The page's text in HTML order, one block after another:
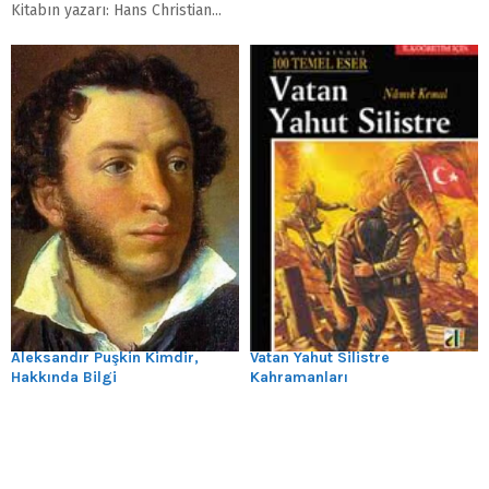
Kitabın yazarı: Hans Christian...
Aleksandır Puşkin Kimdir,
Hakkında Bilgi
Vatan Yahut Silistre
Kahramanları